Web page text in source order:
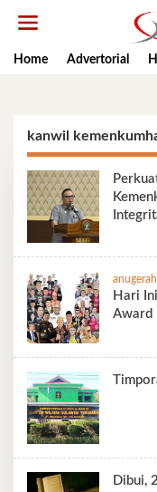
Home
Advertorial
kanwil
Hari
Award
Dibui,